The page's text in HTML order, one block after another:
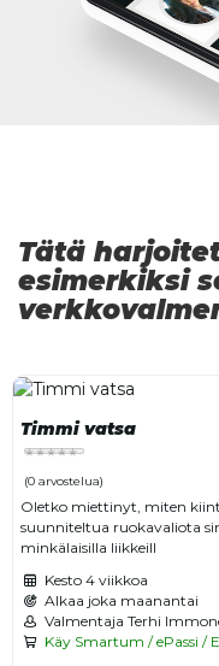
Tätä
esimerkiksi
Timmi vatsa
(0 arvostelua)
Oletko miettinyt, miten
suunniteltua ruokavaliota
minkälaisilla liikkeill
Kesto 4 viikkoa
Alkaa joka maanantai
Valmentaja Terhi
Käy Smartum / ePassi /